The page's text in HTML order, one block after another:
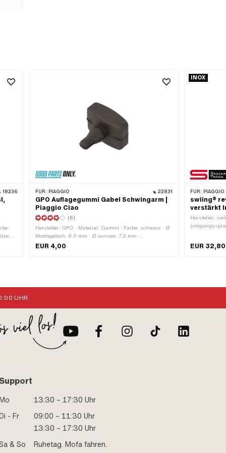
18236
mm
FÜR: PIAGGIO 22831
GPO Auflagegummi Gabel Schwingarm |
Piaggio Ciao
(6)
Hersteller: GPO · Material: Gummi · Farbe: schwarz · Ø
Montageloch: 6.9 mm · Ø aussen: 7.9 mm ·
Gesamtlänge: 22.8 mm · Gesamthöhe: 22.7 mm ·
EUR 4,00
INOX
FÜR: PIAGGIO
swiing®
verstärkt
Hersteller:
100 mm ·
EUR 32,80
UHR
13:30 – 17:30 Uhr
- Fr
09:00 – 11:30 Uhr
13:30 – 17:30 Uhr
& So
Ruhetag. Mofa fahren.